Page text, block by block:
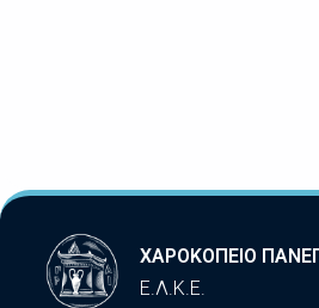
ΧΑΡΟΚΟΠΕΙΟ
Ε.Λ.Κ.Ε.